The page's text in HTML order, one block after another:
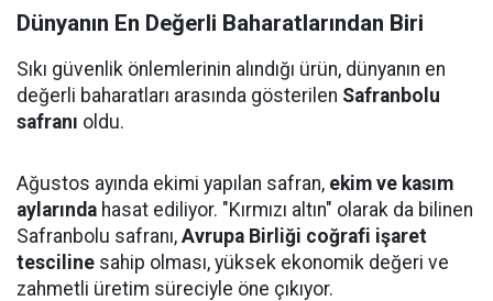
Dünyanın En Değerli Baharatlarından Biri
Sıkı güvenlik önlemlerinin alındığı ürün, dünyanın en
değerli baharatları arasında gösterilen Safranbolu
safranı oldu.
Ağustos ayında ekimi yapılan safran, ekim ve kasım
aylarında hasat ediliyor. "Kırmızı altın" olarak da bilinen
Safranbolu safranı, Avrupa Birliği coğrafi işaret
tesciline sahip olması, yüksek ekonomik değeri ve
zahmetli üretim süreciyle öne çıkıyor.